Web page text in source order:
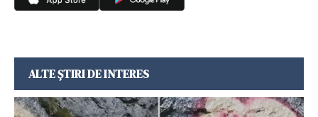
ALTE ȘTIRI DE INTERES